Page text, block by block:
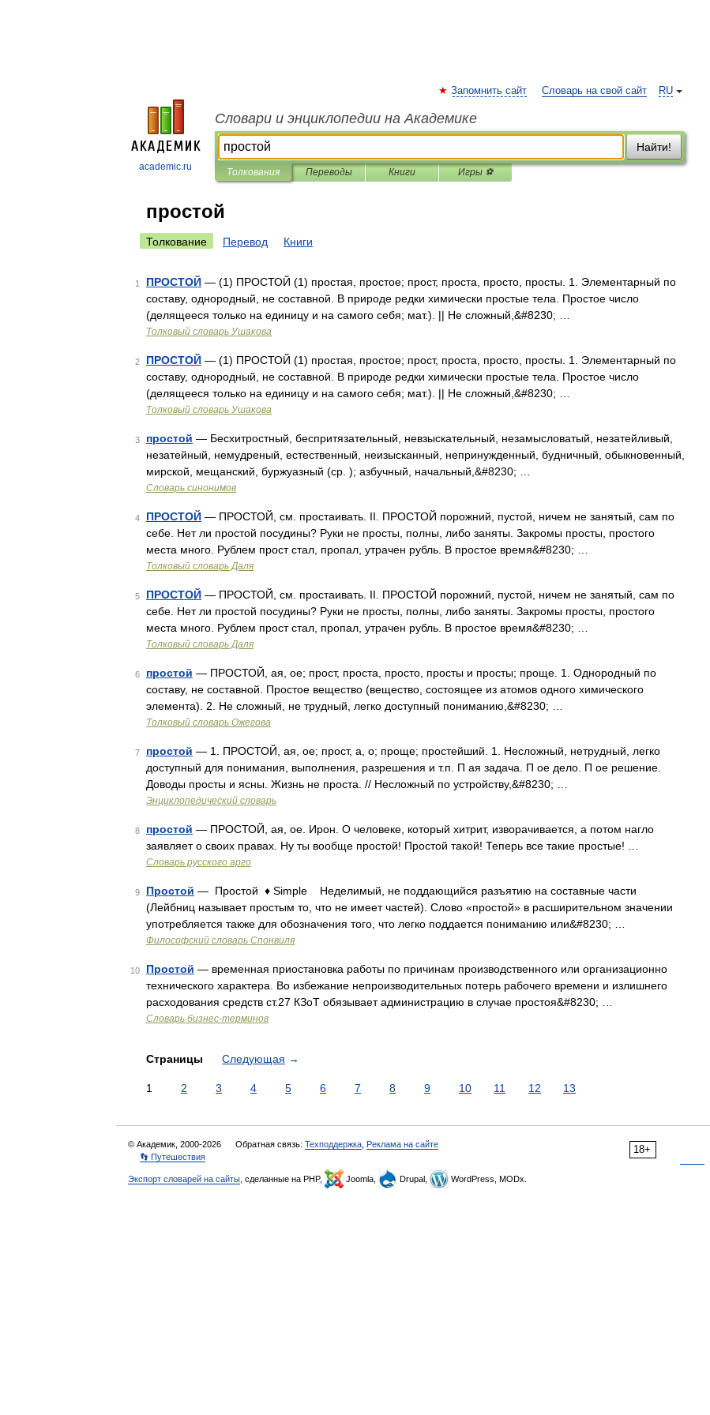
academic.ru
RU
Запомнить сайт Словарь на свой сайт
Словари и энциклопедии на Академике
Найти!
Толкования Переводы Книги Игры ⚽
простой
Толкование Перевод Книги
1 ПРОСТОЙ — (1) ПРОСТОЙ (1) простая, простое; прост, проста, просто, просты. 1. Элементарный по
составу, однородный, не составной. В природе редки химически простые тела. Простое число
(делящееся только на единицу и на самого себя; мат.). || Не сложный,&#8230; …
Толковый словарь Ушакова
2 ПРОСТОЙ — (1) ПРОСТОЙ (1) простая, простое; прост, проста, просто, просты. 1. Элементарный по
составу, однородный, не составной. В природе редки химически простые тела. Простое число
(делящееся только на единицу и на самого себя; мат.). || Не сложный,&#8230; …
Толковый словарь Ушакова
3 простой — Бесхитростный, беспритязательный, невзыскательный, незамысловатый, незатейливый,
незатейный, немудреный, естественный, неизысканный, непринужденный, будничный, обыкновенный,
мирской, мещанский, буржуазный (ср. ); азбучный, начальный,&#8230; …
Словарь синонимов
4 ПРОСТОЙ — ПРОСТОЙ, см. простаивать. II. ПРОСТОЙ порожний, пустой, ничем не занятый, сам по
себе. Нет ли простой посудины? Руки не просты, полны, либо заняты. Закромы просты, простого
места много. Рублем прост стал, пропал, утрачен рубль. В простое время&#8230; …
Толковый словарь Даля
5 ПРОСТОЙ — ПРОСТОЙ, см. простаивать. II. ПРОСТОЙ порожний, пустой, ничем не занятый, сам по
себе. Нет ли простой посудины? Руки не просты, полны, либо заняты. Закромы просты, простого
места много. Рублем прост стал, пропал, утрачен рубль. В простое время&#8230; …
Толковый словарь Даля
6 простой — ПРОСТОЙ, ая, ое; прост, проста, просто, просты и просты; проще. 1. Однородный по
составу, не составной. Простое вещество (вещество, состоящее из атомов одного химического
элемента). 2. Не сложный, не трудный, легко доступный пониманию,&#8230; …
Толковый словарь Ожегова
7 простой — 1. ПРОСТОЙ, ая, ое; прост, а, о; проще; простейший. 1. Несложный, нетрудный, легко
доступный для понимания, выполнения, разрешения и т.п. П ая задача. П ое дело. П ое решение.
Доводы просты и ясны. Жизнь не проста. // Несложный по устройству,&#8230; …
Энциклопедический словарь
8 простой — ПРОСТОЙ, ая, ое. Ирон. О человеке, который хитрит, изворачивается, а потом нагло
заявляет о своих правах. Ну ты вообще простой! Простой такой! Теперь все такие простые! …
Словарь русского арго
9 Простой — Простой ♦ Simple Неделимый, не поддающийся разъятию на составные части
(Лейбниц называет простым то, что не имеет частей). Слово «простой» в расширительном значении
употребляется также для обозначения того, что легко поддается пониманию или&#8230; …
Философский словарь Спонвиля
10 Простой — временная приостановка работы по причинам производственного или организационно
технического характера. Во избежание непроизводительных потерь рабочего времени и излишнего
расходования средств ст.27 КЗоТ обязывает администрацию в случае простоя&#8230; …
Словарь бизнес-терминов
Страницы Следующая →
1 2 3 4 5 6 7 8 9 10 11 12 13
18+
© Академик, 2000-2026 Обратная связь: Техподдержка Реклама на сайте
👣 Путешествия
Экспорт словарей на сайты , сделанные на PHP, Joomla, Drupal, WordPress, MODx.